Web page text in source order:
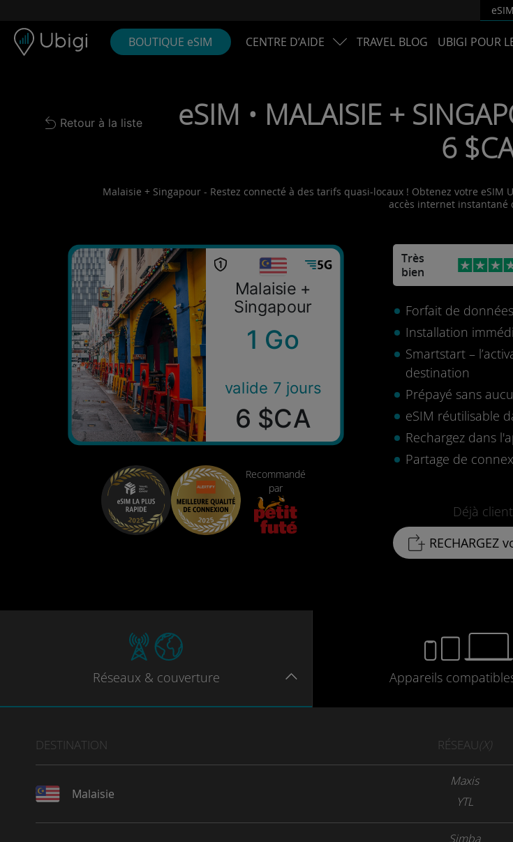
BOUTIQUE eSIM CENTRE D’AIDE TRAVEL BLOG UBIGI POUR
Back to list
Retour à la liste
eSIM • MALAISIE +
6
Malaisie + Singapour - Restez connecté à des tarifs quasi-locaux ! Obtenez votre
accès internet instantané
Malaisie +
Singapour
1 Go
valide 7 jours
6 $CA
Recommandé
par
Très
bien
Forfait de
Installation
Smartstart –
destination
Prépayé sans
eSIM réutilisable
Rechargez dans
Partage de
Déjà
RECHARGEZ
Réseaux & couverture Appareils
DESTINATION RÉSEAU(X)
Malaisie
Maxis
YTL
Simba